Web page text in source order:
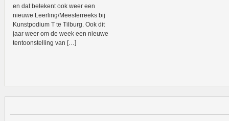
en dat betekent ook weer een
nieuwe Leerling/Meesterreeks bij
Kunstpodium T te Tilburg. Ook dit
jaar weer om de week een nieuwe
tentoonstelling van […]